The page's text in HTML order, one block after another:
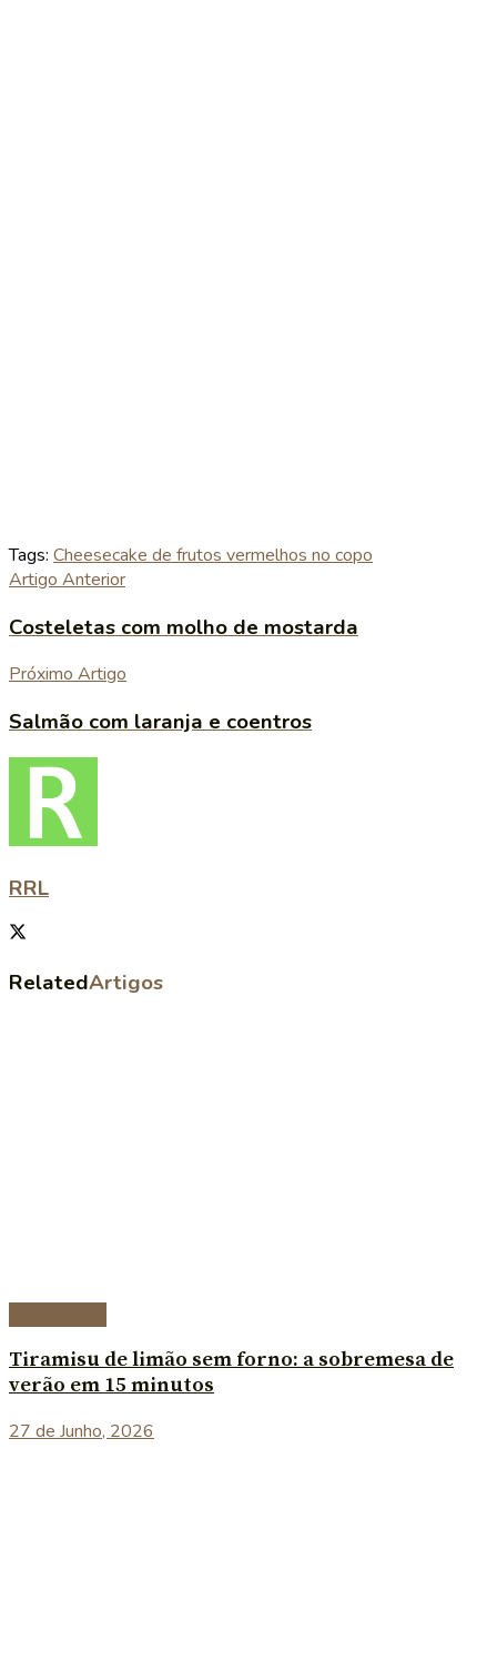
Tags: Cheesecake de frutos vermelhos no copo
Artigo Anterior
Costeletas com molho de mostarda
Próximo Artigo
Salmão com laranja e coentros
RRL
RelatedArtigos
Tiramisu de limão sem forno: a sobremesa de
verão em 15 minutos
27 de Junho, 2026